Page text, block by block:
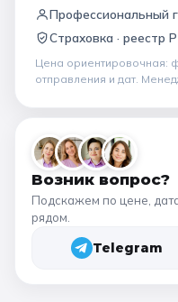
Профессиональный
Страховка · реестр
Цена ориентировочная:
отправления и дат.
Возник вопрос?
Подскажем по цене,
рядом.
Telegram